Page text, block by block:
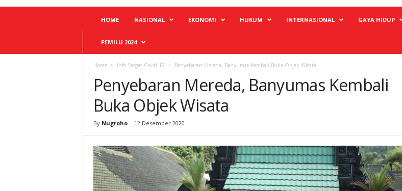
HOME NASIONAL EKONOMI HUKUM INTERNASIONAL GAYA HIDUP
PEMILU 2024
Home Info Satgas Covid-19 Penyebaran Mereda, Banyumas Kembali Buka Objek Wisata
Penyebaran Mereda, Banyumas Kembali
Buka Objek Wisata
By Nugroho - 12 Desember 2020